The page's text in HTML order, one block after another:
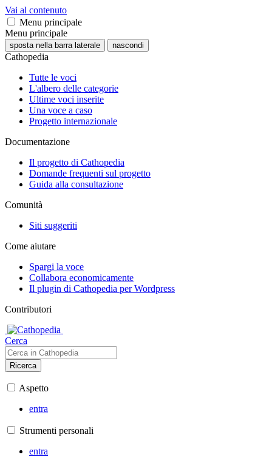
Vai al contenuto
Menu principale
Menu principale
sposta nella barra laterale nascondi
Cathopedia
Tutte le voci
L'albero delle categorie
Ultime voci inserite
Una voce a caso
Progetto internazionale
Documentazione
Il progetto di Cathopedia
Domande frequenti sul progetto
Guida alla consultazione
Comunità
Siti suggeriti
Come aiutare
Spargi la voce
Collabora economicamente
Il plugin di Cathopedia per Wordpress
Contributori
Cerca
Ricerca
Aspetto
entra
Strumenti personali
entra